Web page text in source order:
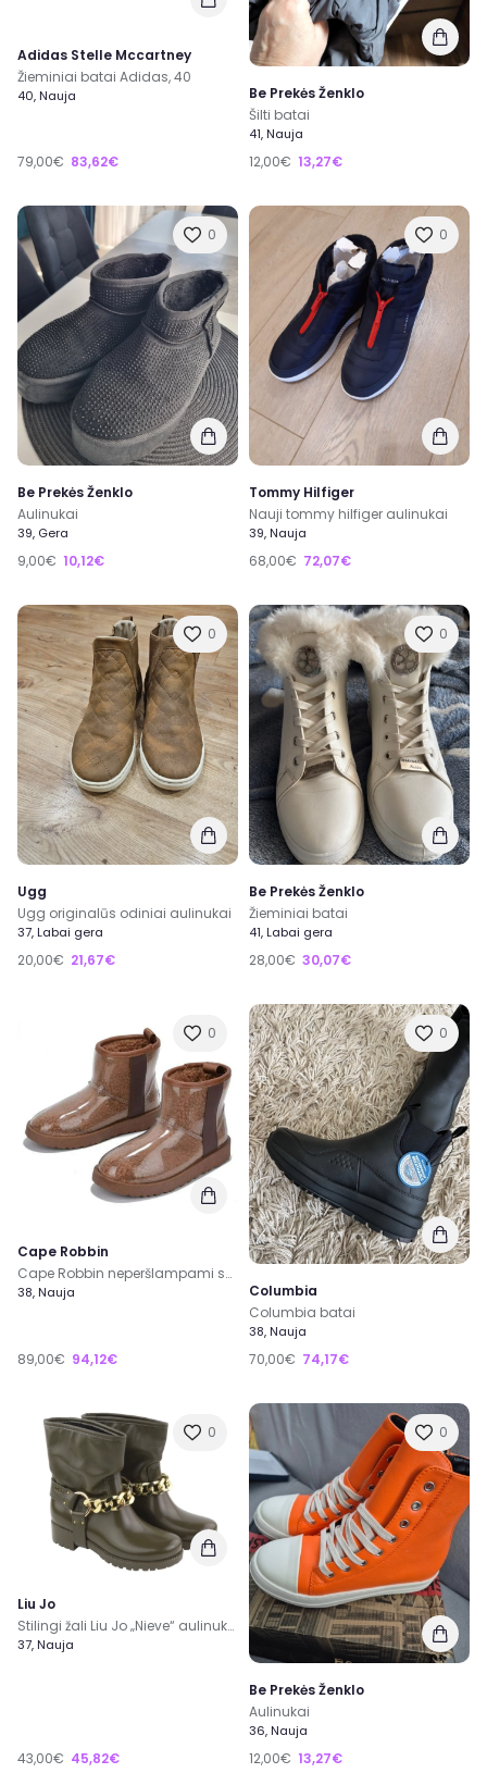
Adidas Stelle Mccartney
Žieminiai batai Adidas, 40
40, Nauja
79,00€ 83,62€
Be Prekės Ženklo
Šilti batai
41, Nauja
12,00€ 13,27€
0
Be Prekės Ženklo
Aulinukai
39, Gera
9,00€ 10,12€
0
Tommy Hilfiger
Nauji tommy hilfiger aulinukai
39, Nauja
68,00€ 72,07€
0
Ugg
Ugg originalūs odiniai aulinukai
37, Labai gera
20,00€ 21,67€
0
Be Prekės Ženklo
Žieminiai batai
41, Labai gera
28,00€ 30,07€
0
Cape Robbin
Cape Robbin neperšlampami sniego batai
38, Nauja
89,00€ 94,12€
0
Columbia
Columbia batai
38, Nauja
70,00€ 74,17€
0
Liu Jo
Stilingi žali Liu Jo „Nieve“ aulinukai
37, Nauja
43,00€ 45,82€
0
Be Prekės Ženklo
Aulinukai
36, Nauja
12,00€ 13,27€